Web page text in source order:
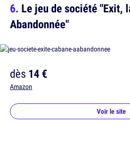
Le jeu de société "Exit,
Abandonnée"
dès14 €
Amazon
Voir le site